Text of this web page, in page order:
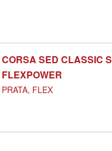
CORSA SED CLASSIC
FLEXPOWER
PRATA, FLEX